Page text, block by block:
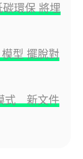
環保 將埋
型 擺脫對
式 新文件